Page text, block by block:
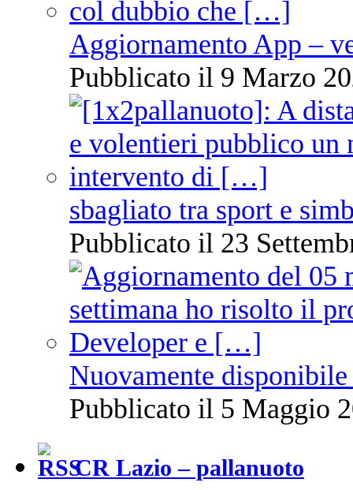
Aggiornamento App –
Pubblicato il 9 Marzo
sbagliato tra sport e
Pubblicato il 23
Nuovamente
Pubblicato il 5 Maggio
CR Lazio – pallanuoto